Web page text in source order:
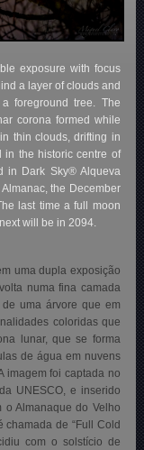
exposure with focus
a layer of clouds and
foreground tree. The
corona formed while
thin clouds, drifting in
in the historic centre of
in Dark Sky® Alqueva
the December
last time a full moon
will be in 2094.
uma dupla exposição
numa fina camada
uma árvore que em
coloridas que
lunar, que se forma
de água em nuvens
imagem foi captada no
UNESCO, e inserido
o Almanaque do Velho
chamada de “Full Cold
com o solstício de